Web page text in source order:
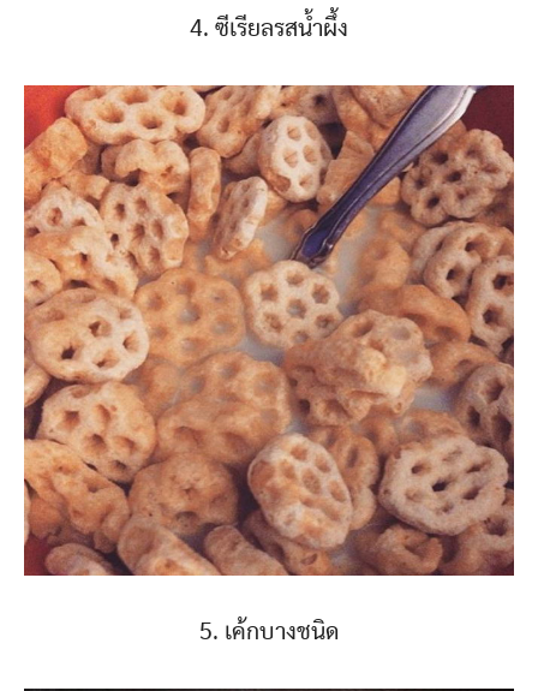
4. ซีเรียลรสน้ำผึ้ง
5. เค้กบางชนิด